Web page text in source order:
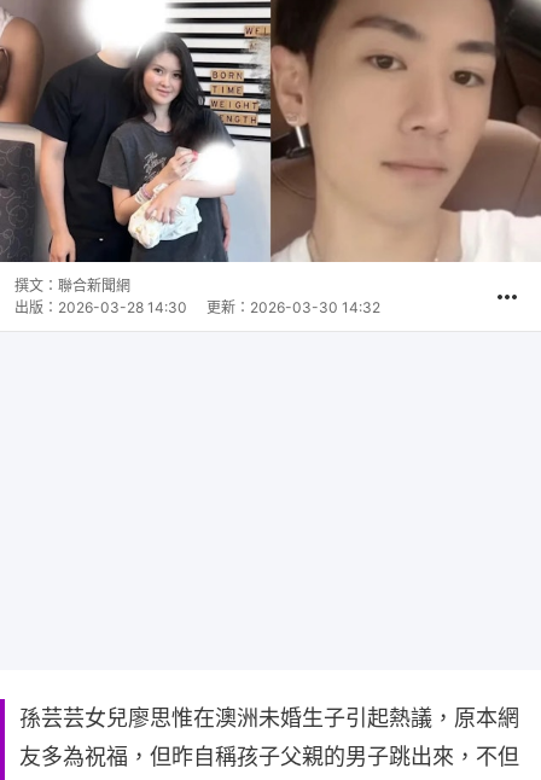
撰文： 聯合新聞網
出版： 2026-03-28 14:30 更新： 2026-03-30 14:32
孫芸芸女兒廖思惟在澳洲未婚生子引起熱議，原本網
友多為祝福，但昨自稱孩子父親的男子跳出來，不但